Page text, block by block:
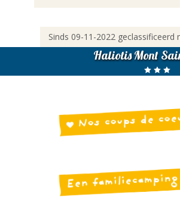
Sinds 09-11-2022 geclassificeerd
Haliotis Mont
Nos coups de
Een familiecamping